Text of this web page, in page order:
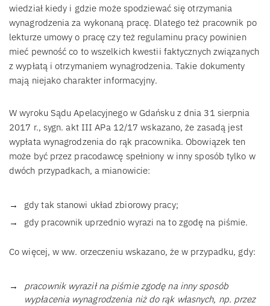
wiedział kiedy i gdzie może spodziewać się otrzymania
wynagrodzenia za wykonaną pracę. Dlatego też pracownik po
lekturze umowy o pracę czy też regulaminu pracy powinien
mieć pewność co to wszelkich kwestii faktycznych związanych
z wypłatą i otrzymaniem wynagrodzenia. Takie dokumenty
mają niejako charakter informacyjny.
W wyroku Sądu Apelacyjnego w Gdańsku z dnia 31 sierpnia
2017 r., sygn. akt III APa 12/17 wskazano, że zasadą jest
wypłata wynagrodzenia do rąk pracownika. Obowiązek ten
może być przez pracodawcę spełniony w inny sposób tylko w
dwóch przypadkach, a mianowicie:
gdy tak stanowi układ zbiorowy pracy;
gdy pracownik uprzednio wyrazi na to zgodę na piśmie.
Co więcej, w ww. orzeczeniu wskazano, że w przypadku, gdy:
pracownik wyraził na piśmie zgodę na inny sposób
wypłacenia wynagrodzenia niż do rąk własnych, np. przez